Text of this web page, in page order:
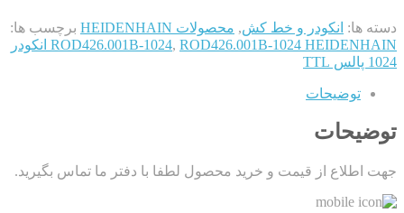
دسته ها: انکودر و خط کش, محصولات HEIDENHAIN
برچسب ها:
ROD426.001B-1024,
ROD426.001B-1024 HEIDENHAIN انکودر
1024 پالس TTL
توضیحات
توضیحات
جهت اطلاع از قیمت و خرید محصول لطفا با دفتر ما تماس بگیرید.